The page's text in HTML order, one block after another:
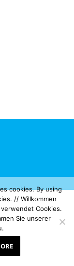
cookies. By using
// Willkommen
Cookies.
Sie unserer